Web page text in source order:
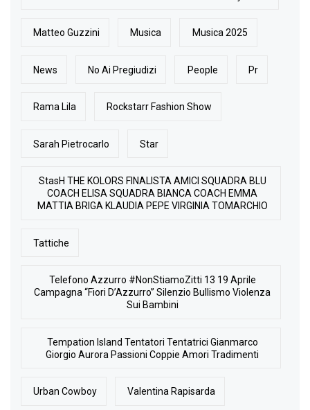
Matteo Guzzini Musica Musica 2025
News No Ai Pregiudizi People Pr
Rama Lila Rockstarr Fashion Show
Sarah Pietrocarlo Star
StasH THE KOLORS FINALISTA AMICI SQUADRA BLU
COACH ELISA SQUADRA BIANCA COACH EMMA
MATTIA BRIGA KLAUDIA PEPE VIRGINIA TOMARCHIO
Tattiche
Telefono Azzurro #NonStiamoZitti 13 19 Aprile
Campagna “Fiori D’Azzurro” Silenzio Bullismo Violenza
Sui Bambini
Tempation Island Tentatori Tentatrici Gianmarco
Giorgio Aurora Passioni Coppie Amori Tradimenti
Urban Cowboy Valentina Rapisarda